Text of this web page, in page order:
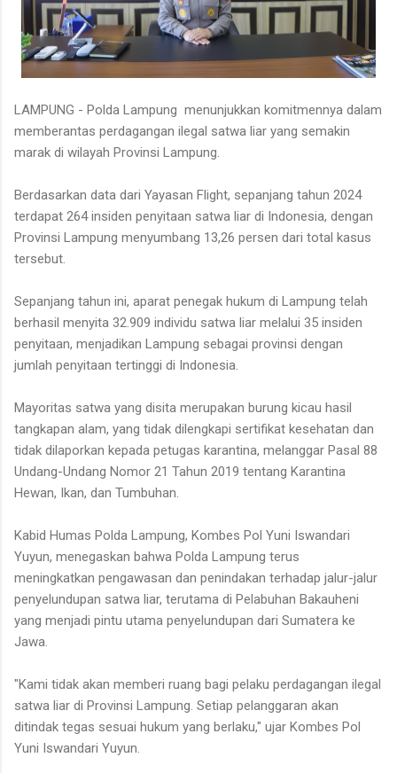
LAMPUNG - Polda Lampung menunjukkan komitmennya dalam
memberantas perdagangan ilegal satwa liar yang semakin
marak di wilayah Provinsi Lampung.
Berdasarkan data dari Yayasan Flight, sepanjang tahun 2024
terdapat 264 insiden penyitaan satwa liar di Indonesia, dengan
Provinsi Lampung menyumbang 13,26 persen dari total kasus
tersebut.
Sepanjang tahun ini, aparat penegak hukum di Lampung telah
berhasil menyita 32.909 individu satwa liar melalui 35 insiden
penyitaan, menjadikan Lampung sebagai provinsi dengan
jumlah penyitaan tertinggi di Indonesia.
Mayoritas satwa yang disita merupakan burung kicau hasil
tangkapan alam, yang tidak dilengkapi sertifikat kesehatan dan
tidak dilaporkan kepada petugas karantina, melanggar Pasal 88
Undang-Undang Nomor 21 Tahun 2019 tentang Karantina
Hewan, Ikan, dan Tumbuhan.
Kabid Humas Polda Lampung, Kombes Pol Yuni Iswandari
Yuyun, menegaskan bahwa Polda Lampung terus
meningkatkan pengawasan dan penindakan terhadap jalur-jalur
penyelundupan satwa liar, terutama di Pelabuhan Bakauheni
yang menjadi pintu utama penyelundupan dari Sumatera ke
Jawa.
"Kami tidak akan memberi ruang bagi pelaku perdagangan ilegal
satwa liar di Provinsi Lampung. Setiap pelanggaran akan
ditindak tegas sesuai hukum yang berlaku," ujar Kombes Pol
Yuni Iswandari Yuyun.